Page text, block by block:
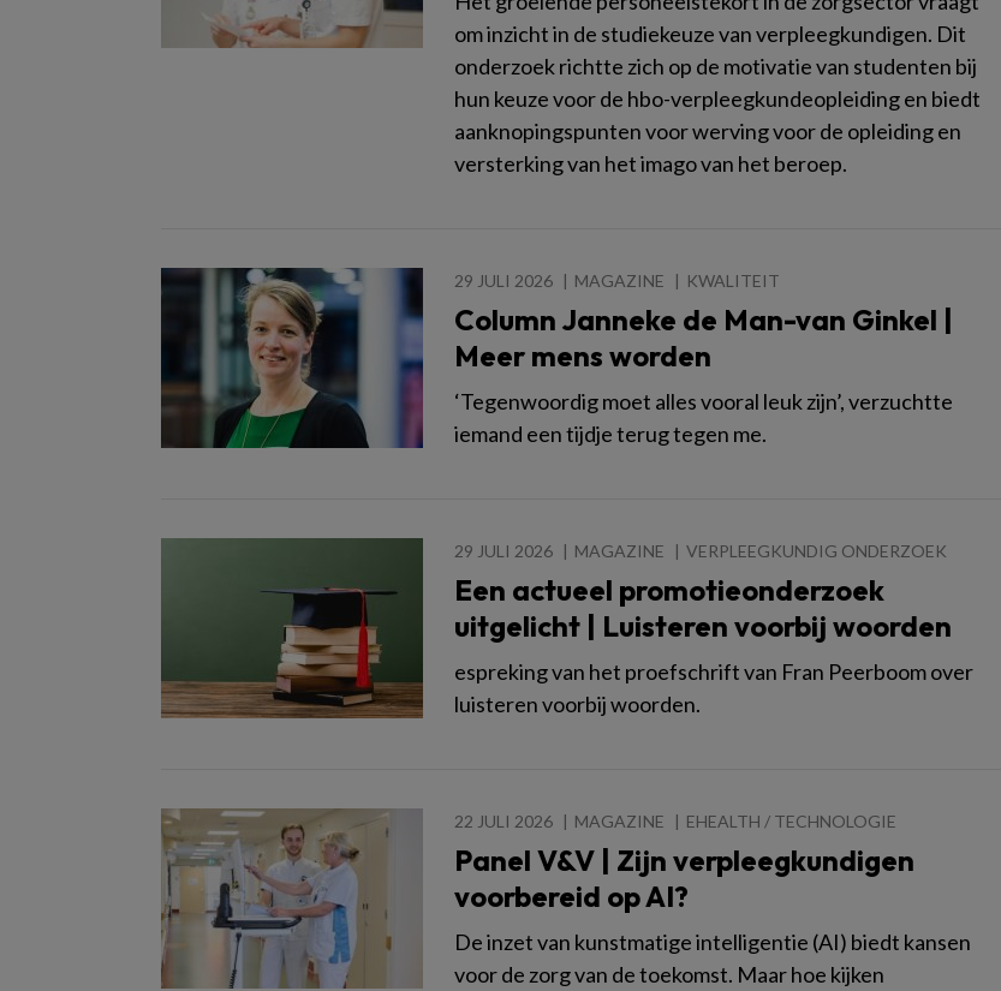
om inzicht in de studiekeuze van verpleegkundigen. Dit
onderzoek richtte zich op de motivatie van studenten bij
hun keuze voor de hbo-verpleegkundeopleiding en biedt
aanknopingspunten voor werving voor de opleiding en
versterking van het imago van het beroep.
29 JULI 2026 MAGAZINE KWALITEIT
Column Janneke de Man-van Ginkel |
Meer mens worden
‘Tegenwoordig moet alles vooral leuk zijn’, verzuchtte
iemand een tijdje terug tegen me.
29 JULI 2026 MAGAZINE VERPLEEGKUNDIG ONDERZOEK
Een actueel promotieonderzoek
uitgelicht | Luisteren voorbij woorden
espreking van het proefschrift van Fran Peerboom over
luisteren voorbij woorden.
22 JULI 2026 MAGAZINE EHEALTH / TECHNOLOGIE
Panel V&V | Zijn verpleegkundigen
voorbereid op AI?
De inzet van kunstmatige intelligentie (AI) biedt kansen
voor de zorg van de toekomst. Maar hoe kijken